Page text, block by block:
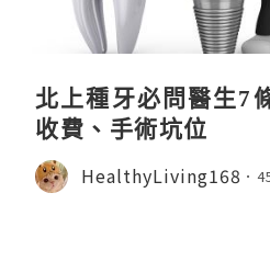
北上種牙必問醫生7
收費、手術坑位
HealthyLiving168